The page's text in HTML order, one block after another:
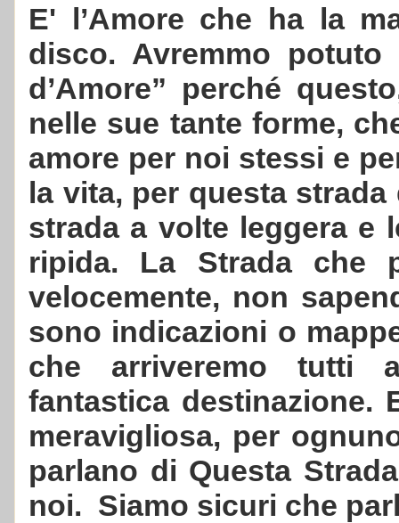
E' l’Amore che ha la
disco. Avremmo potuto
d’Amore” perché
nelle sue tante forme,
amore per noi stessi e
la vita, per questa
strada a volte leggera e
ripida. La Strada che
velocemente, non
sono indicazioni o
che arriveremo tutti
fantastica destinazione.
meravigliosa, per
parlano di Questa
noi. Siamo sicuri che